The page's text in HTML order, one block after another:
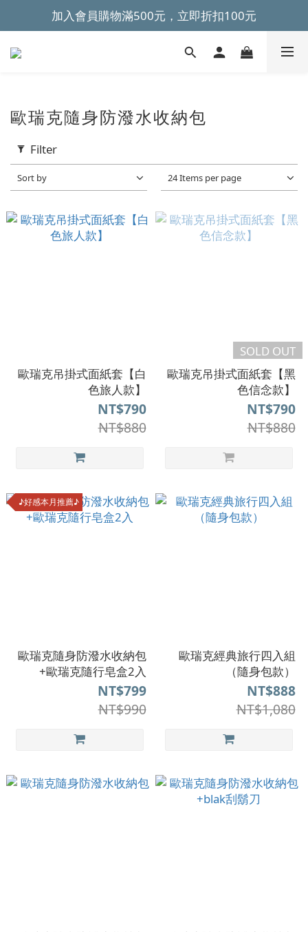
~全館滿499元免運~
加入會員購物滿500元，立即折扣100元
~全館滿499元免運~
歐瑞克隨身防潑水收納包
Filter
Sort by 24 Items per page
歐瑞克吊掛式面紙套【白
色旅人款】
NT$790
NT$880
SOLD OUT
歐瑞克吊掛式面紙套【黑
色信念款】
NT$790
NT$880
♪好感本月推薦♪
歐瑞克隨身防潑水收納包
+歐瑞克隨行皂盒2入
NT$799
NT$990
歐瑞克經典旅行四入組
（隨身包款）
NT$888
NT$1,080